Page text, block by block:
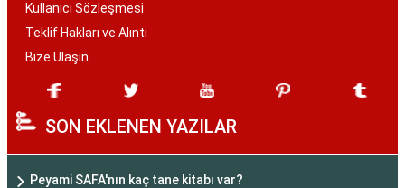
Kullanıcı Sözleşmesi
Teklif Hakları ve Alıntı
Bize Ulaşın
SON EKLENEN YAZILAR
Peyami SAFA'nın kaç tane kitabı var?